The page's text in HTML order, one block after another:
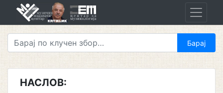
НАСЛОВ: